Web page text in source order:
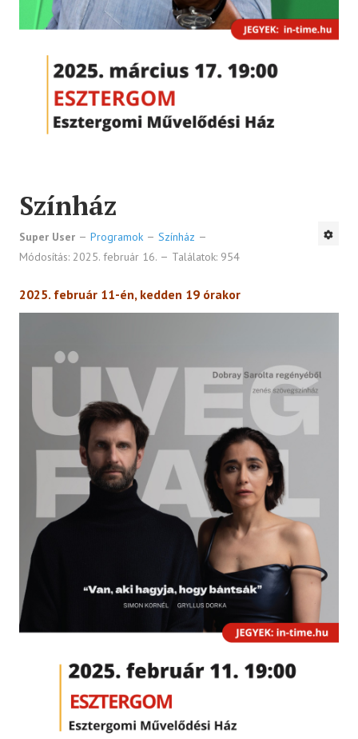
Színház
Super User Programok
Színház
Módosítás: 2025. február 16.
Találatok: 954
2025. február 11-én, kedden 19 órakor